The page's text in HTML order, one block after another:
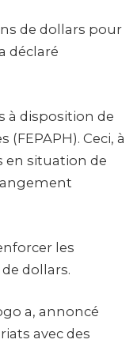
de dollars pour
déclaré
à disposition de
Ceci, à
en situation de
les
dollars.
a, annoncé
avec des